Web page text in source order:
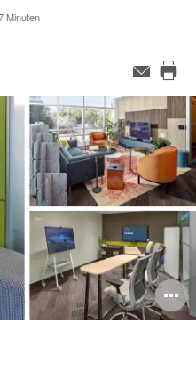
Minuten
E-
Adresse